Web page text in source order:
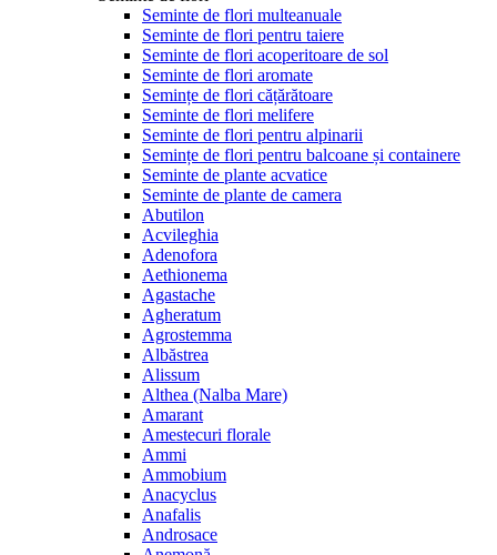
Seminte de flori multeanuale
Seminte de flori pentru taiere
Seminte de flori acoperitoare de sol
Seminte de flori aromate
Semințe de flori cățărătoare
Seminte de flori melifere
Seminte de flori pentru alpinarii
Semințe de flori pentru balcoane și containere
Seminte de plante acvatice
Seminte de plante de camera
Abutilon
Acvileghia
Adenofora
Aethionema
Agastache
Agheratum
Agrostemma
Albăstrea
Alissum
Althea (Nalba Mare)
Amarant
Amestecuri florale
Ammi
Ammobium
Anacyclus
Anafalis
Androsace